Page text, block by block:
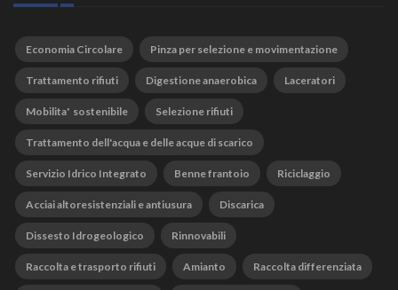
Economia Circolare Pinza per selezione e movimentazione
Trattamento rifiuti Digestione anaerobica Laceratori
Mobilita' sostenibile Selezione rifiuti
Trattamento dell'acqua e delle acque di scarico
Servizio Idrico Integrato Benne frantoio Riciclaggio
Acciai altoresistenziali e antiusura Discarica
Dissesto Idrogeologico Rinnovabili
Raccolta e trasporto rifiuti Amianto Raccolta differenziata